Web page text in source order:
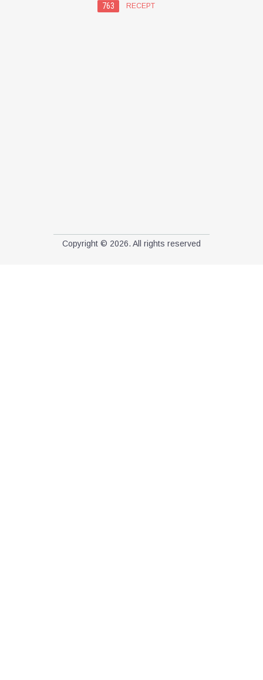
763 RECEPT
Copyright © 2026. All rights reserved